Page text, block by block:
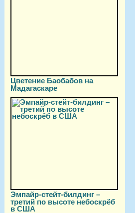
Цветение Баобабов на
Мадагаскаре
Эмпайр-стейт-билдинг –
третий по высоте небоскрёб
в США